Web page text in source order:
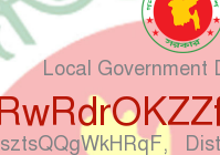
Local Government